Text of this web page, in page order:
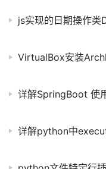
js实现的日期操作类
VirtualBox安装
详解SpringBoot 使用
详解python中